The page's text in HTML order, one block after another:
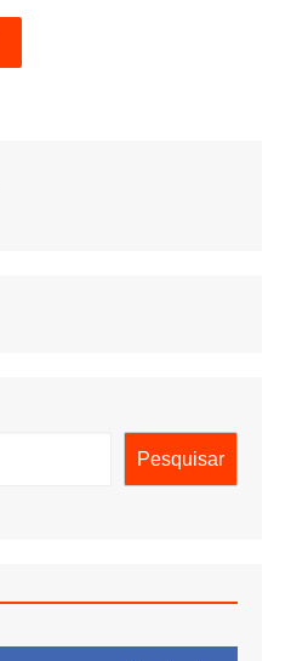
Pesquisar